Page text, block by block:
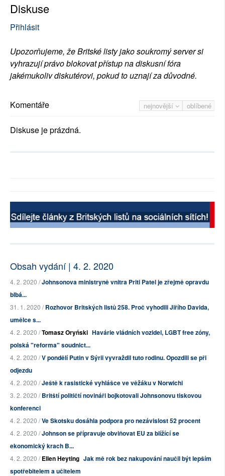
Diskuse
Přihlásit
Upozorňujeme, že Britské listy jako soukromý server si
vyhrazují právo blokovat přístup na diskusní fóra
jakémukoliv diskutérovi, pokud to uznají za důvodné.
nejnovější oblíbené
Komentáře
Diskuse je prázdná.
Obsah vydání | 4. 2. 2020
4. 2. 2020 /Johnsonova ministryně vnitra Priti Patel je zřejmě opravdu
blbá...
31. 1. 2020 /Rozhovor Britských listů 258. Proč vyhodili Jiřího Davida,
umělce s...
4. 2. 2020 /Tomasz Oryński Havárie vládních vozidel, LGBT free zóny,
polská "reforma" soudnict...
4. 2. 2020 /V pondělí Putin v Sýrii vyvraždil tuto rodinu. Opozdili se při
odjezdu
4. 2. 2020 /Ještě k rasistické vyhlášce ve věžáku v Norwichi
3. 2. 2020 /Britští političtí novináři bojkotovali Johnsonovu tiskovou
konferenci
4. 2. 2020 /Ve Skotsku dosáhla podpora pro nezávislost 52 procent
4. 2. 2020 /Johnson se přípravuje obviňovat EU za blížící se
ekonomický krach B...
4. 2. 2020 /Ellen Heyting Jak mě rok bez nakupování naučil být lepším
spotřebitelem a učitelem